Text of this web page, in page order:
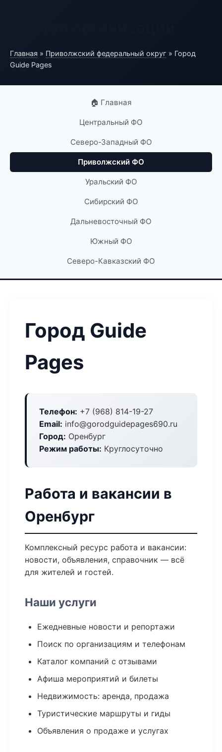
Главная » Приволжский федеральный округ » Город
Guide Pages
🏠 Главная
Центральный ФО
Северо-Западный ФО
Приволжский ФО
Уральский ФО
Сибирский ФО
Дальневосточный ФО
Южный ФО
Северо-Кавказский ФО
Город Guide
Pages
Телефон: +7 (968) 814-19-27
Email: info@gorodguidepages690.ru
Город: Оренбург
Режим работы: Круглосуточно
Работа и вакансии в
Оренбург
Комплексный ресурс работа и вакансии:
новости, объявления, справочник — всё
для жителей и гостей.
Наши услуги
Ежедневные новости и репортажи
Поиск по организациям и телефонам
Каталог компаний с отзывами
Афиша мероприятий и билеты
Недвижимость: аренда, продажа
Туристические маршруты и гиды
Объявления о продаже и услугах